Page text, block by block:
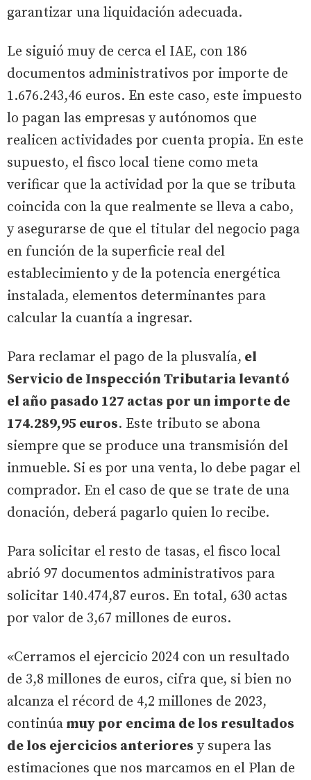
garantizar una liquidación adecuada.
Le siguió muy de cerca el IAE, con 186
documentos administrativos por importe de
1.676.243,46 euros. En este caso, este impuesto
lo pagan las empresas y autónomos que
realicen actividades por cuenta propia. En este
supuesto, el fisco local tiene como meta
verificar que la actividad por la que se tributa
coincida con la que realmente se lleva a cabo,
y asegurarse de que el titular del negocio paga
en función de la superficie real del
establecimiento y de la potencia energética
instalada, elementos determinantes para
calcular la cuantía a ingresar.
Para reclamar el pago de la plusvalía, el
Servicio de Inspección Tributaria levantó
el año pasado 127 actas por un importe de
174.289,95 euros. Este tributo se abona
siempre que se produce una transmisión del
inmueble. Si es por una venta, lo debe pagar el
comprador. En el caso de que se trate de una
donación, deberá pagarlo quien lo recibe.
Para solicitar el resto de tasas, el fisco local
abrió 97 documentos administrativos para
solicitar 140.474,87 euros. En total, 630 actas
por valor de 3,67 millones de euros.
«Cerramos el ejercicio 2024 con un resultado
de 3,8 millones de euros, cifra que, si bien no
alcanza el récord de 4,2 millones de 2023,
continúa muy por encima de los resultados
de los ejercicios anteriores y supera las
estimaciones que nos marcamos en el Plan de